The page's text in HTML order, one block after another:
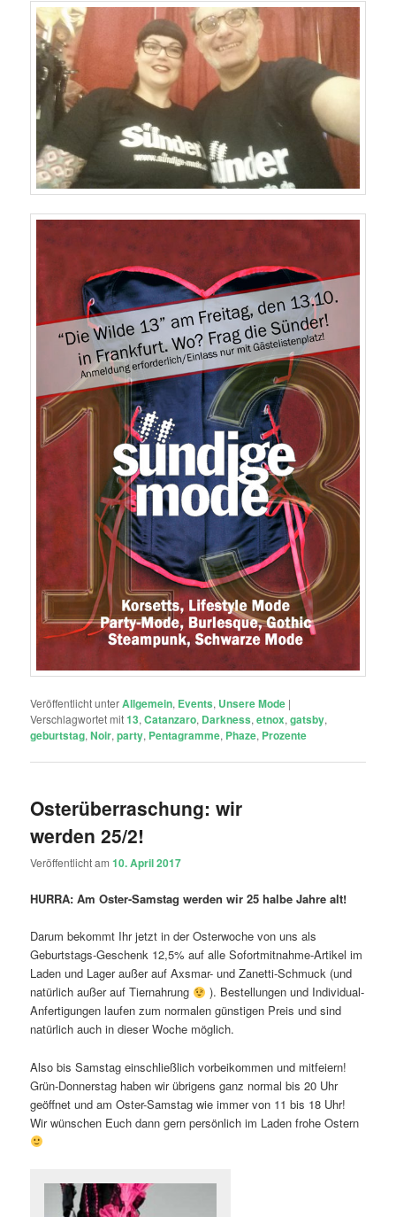
Veröffentlicht unterAllgemein, Events, Unsere Mode |
Verschlagwortet mit13,Catanzaro, Darkness,etnox,gatsby,
geburtstag,Noir,party, Pentagramme, Phaze, Prozente
Osterüberraschung: wir
werden 25/2!
Veröffentlicht am10. April 2017
HURRA: Am Oster-Samstag werden wir 25 halbe Jahre alt!
Darum bekommt Ihr jetzt in der Osterwoche von uns als
Geburtstags-Geschenk 12,5% auf alle Sofortmitnahme-Artikel im
Laden und Lager außer auf Axsmar- und Zanetti-Schmuck (und
natürlich außer auf Tiernahrung
). Bestellungen und Individual-
Anfertigungen laufen zum normalen günstigen Preis und sind
natürlich auch in dieser Woche möglich.
Also bis Samstag einschließlich vorbeikommen und mitfeiern!
Grün-Donnerstag haben wir übrigens ganz normal bis 20 Uhr
geöffnet und am Oster-Samstag wie immer von 11 bis 18 Uhr!
Wir wünschen Euch dann gern persönlich im Laden frohe Ostern